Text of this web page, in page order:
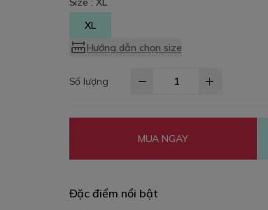
XL
Hướng dẫn chọn size
Số lượng
MUA NGAY
Đặc điểm nổi bật